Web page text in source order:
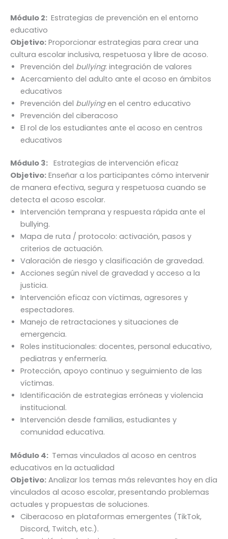
Módulo 2: Estrategias de prevención en el entorno
educativo
Objetivo: Proporcionar estrategias para crear una
cultura escolar inclusiva, respetuosa y libre de acoso.
Prevención del bullying: integración de valores
Acercamiento del adulto ante el acoso en ámbitos
educativos
Prevención del bullyingen el centro educativo
Prevención del ciberacoso
El rol de los estudiantes ante el acoso en centros
educativos
Módulo 3: Estrategias de intervención eficaz
Objetivo: Enseñar a los participantes cómo intervenir
de manera efectiva, segura y respetuosa cuando se
detecta el acoso escolar.
Intervención temprana y respuesta rápida ante el
bullying.
Mapa de ruta / protocolo: activación, pasos y
criterios de actuación.
Valoración de riesgo y clasificación de gravedad.
Acciones según nivel de gravedad y acceso a la
justicia.
Intervención eficaz con víctimas, agresores y
espectadores.
Manejo de retractaciones y situaciones de
emergencia.
Roles institucionales: docentes, personal educativo,
pediatras y enfermería.
Protección, apoyo continuo y seguimiento de las
víctimas.
Identificación de estrategias erróneas y violencia
institucional.
Intervención desde familias, estudiantes y
comunidad educativa.
Módulo 4: Temas vinculados al acoso en centros
educativos en la actualidad
Objetivo: Analizar los temas más relevantes hoy en día
vinculados al acoso escolar, presentando problemas
actuales y propuestas de soluciones.
Ciberacoso en plataformas emergentes (TikTok,
Discord, Twitch, etc.).